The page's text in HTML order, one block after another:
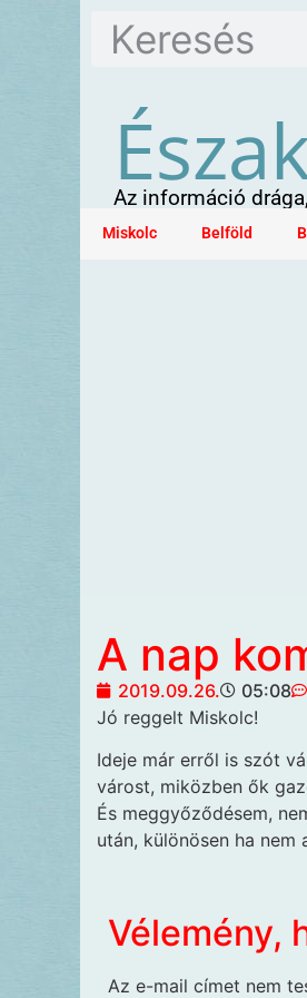
Az információ
Miskolc Belföld
A nap
2019.09.26. 05:08
Jó reggelt Miskolc!
Ideje már erről is szót
várost, miközben ők
És meggyőződésem,
után, különösen ha
Vélemény,
Az e-mail címet nem